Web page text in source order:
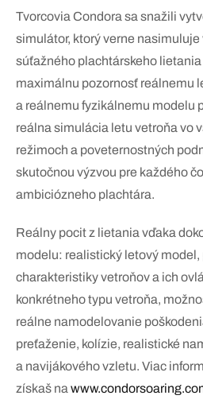
Tvorcovia Condora sa snažili
simulátor, ktorý verne
súťažného plachtárskeho
maximálnu pozornosť reálnemu
a reálnemu fyzikálnemu modelu
reálna simulácia letu vetroňa vo
režimoch a poveternostných
skutočnou výzvou pre každého
ambiciózneho plachtára.
Reálny pocit z lietania vďaka
modelu: realistický letový model,
charakteristiky vetroňov a ich
konkrétneho typu vetroňa,
reálne namodelovanie
preťaženie, kolízie, realistické
a navijákového vzletu. Viac
získaš na